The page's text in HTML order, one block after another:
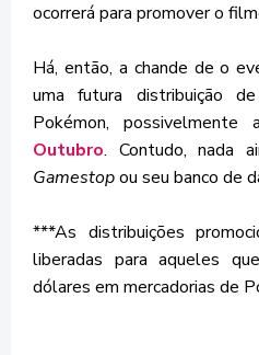
ocorrerá para promover o
Há, então, a chande de o
uma futura distribuição
Pokémon,
Outubro. Contudo, nada
Gamestopou seu banco de
***As distribuições
liberadas para aqueles
dólares em mercadorias de